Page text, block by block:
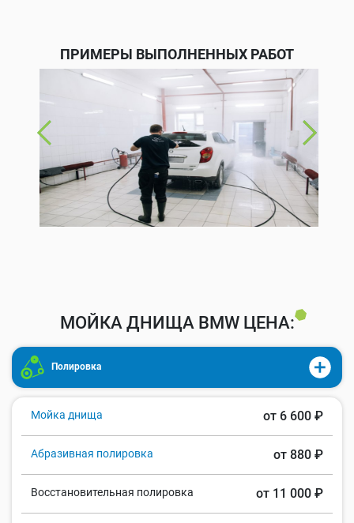
ПРИМЕРЫ ВЫПОЛНЕННЫХ РАБОТ
МОЙКА ДНИЩА BMW ЦЕНА:
Полировка
Мойка днища от 6 600 ₽
Абразивная полировка от 880 ₽
Восстановительная полировка от 11 000 ₽